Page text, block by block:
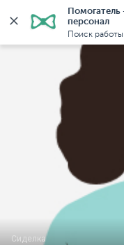
персонал
Поиск
Главная Сиделки
Сиделка